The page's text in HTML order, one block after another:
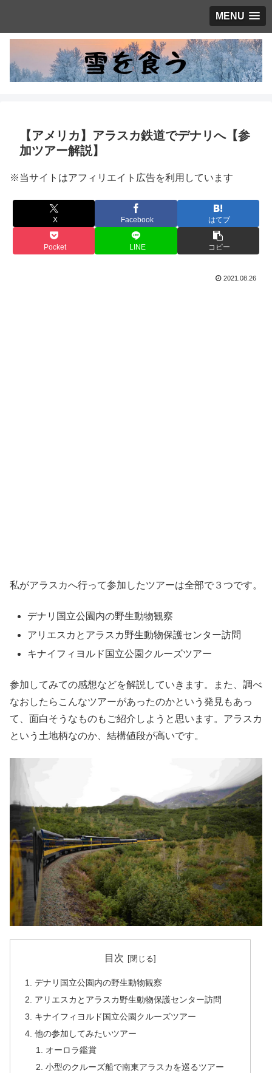
MENU
【アメリカ】アラスカ鉄道でデナリへ【参
加ツアー解説】
※当サイトはアフィリエイト広告を利用しています
X Facebook はてブ
Pocket LINE コピー
2021.08.26
私がアラスカへ行って参加したツアーは全部で３つです。
デナリ国立公園内の野生動物観察
アリエスカとアラスカ野生動物保護センター訪問
キナイフィヨルド国立公園クルーズツアー
参加してみての感想などを解説していきます。また、調べ
なおしたらこんなツアーがあったのかという発見もあっ
て、面白そうなものもご紹介しようと思います。アラスカ
という土地柄なのか、結構値段が高いです。
目次
デナリ国立公園内の野生動物観察
アリエスカとアラスカ野生動物保護センター訪問
キナイフィヨルド国立公園クルーズツアー
他の参加してみたいツアー
オーロラ鑑賞
小型のクルーズ船で南東アラスカを巡るツアー